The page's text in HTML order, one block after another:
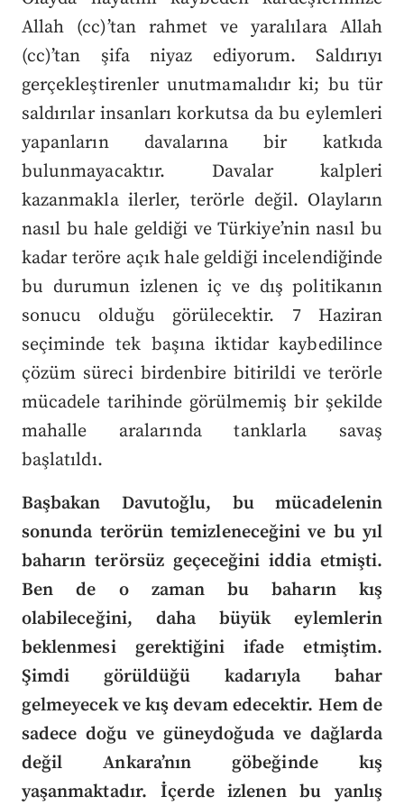
Allah (cc)’tan rahmet ve yaralılara Allah
(cc)’tan şifa niyaz ediyorum. Saldırıyı
gerçekleştirenler unutmamalıdır ki; bu tür
saldırılar insanları korkutsa da bu eylemleri
yapanların davalarına bir katkıda
bulunmayacaktır. Davalar kalpleri
kazanmakla ilerler, terörle değil. Olayların
nasıl bu hale geldiği ve Türkiye’nin nasıl bu
kadar teröre açık hale geldiği incelendiğinde
bu durumun izlenen iç ve dış politikanın
sonucu olduğu görülecektir. 7 Haziran
seçiminde tek başına iktidar kaybedilince
çözüm süreci birdenbire bitirildi ve terörle
mücadele tarihinde görülmemiş bir şekilde
mahalle aralarında tanklarla savaş
başlatıldı.
Başbakan Davutoğlu, bu mücadelenin
sonunda terörün temizleneceğini ve bu yıl
baharın terörsüz geçeceğini iddia etmişti.
Ben de o zaman bu baharın kış
olabileceğini, daha büyük eylemlerin
beklenmesi gerektiğini ifade etmiştim.
Şimdi görüldüğü kadarıyla bahar
gelmeyecek ve kış devam edecektir. Hem de
sadece doğu ve güneydoğuda ve dağlarda
değil Ankara’nın göbeğinde kış
yaşanmaktadır.
İçerde izlenen bu yanlış